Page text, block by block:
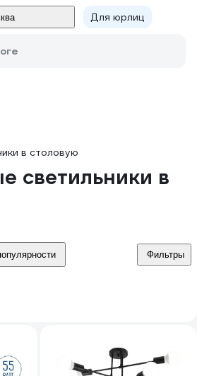
Для юрлиц
в столовую
светильники в
Фильтры